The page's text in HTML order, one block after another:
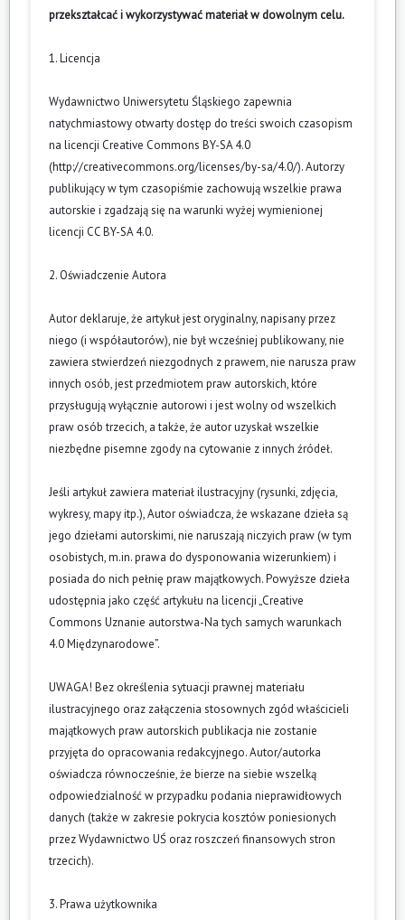
przekształcać i wykorzystywać materiał w dowolnym celu.
1. Licencja
Wydawnictwo Uniwersytetu Śląskiego zapewnia
natychmiastowy otwarty dostęp do treści swoich czasopism
na licencji Creative Commons BY-SA 4.0
(http://creativecommons.org/licenses/by-sa/4.0/). Autorzy
publikujący w tym czasopiśmie zachowują wszelkie prawa
autorskie i zgadzają się na warunki wyżej wymienionej
licencji CC BY-SA 4.0.
2. Oświadczenie Autora
Autor deklaruje, że artykuł jest oryginalny, napisany przez
niego (i współautorów), nie był wcześniej publikowany, nie
zawiera stwierdzeń niezgodnych z prawem, nie narusza praw
innych osób, jest przedmiotem praw autorskich, które
przysługują wyłącznie autorowi i jest wolny od wszelkich
praw osób trzecich, a także, że autor uzyskał wszelkie
niezbędne pisemne zgody na cytowanie z innych źródeł.
Jeśli artykuł zawiera materiał ilustracyjny (rysunki, zdjęcia,
wykresy, mapy itp.), Autor oświadcza, że wskazane dzieła są
jego dziełami autorskimi, nie naruszają niczyich praw (w tym
osobistych, m.in. prawa do dysponowania wizerunkiem) i
posiada do nich pełnię praw majątkowych. Powyższe dzieła
udostępnia jako część artykułu na licencji „Creative
Commons Uznanie autorstwa-Na tych samych warunkach
4.0 Międzynarodowe”.
UWAGA! Bez określenia sytuacji prawnej materiału
ilustracyjnego oraz załączenia stosownych zgód właścicieli
majątkowych praw autorskich publikacja nie zostanie
przyjęta do opracowania redakcyjnego. Autor/autorka
oświadcza równocześnie, że bierze na siebie wszelką
odpowiedzialność w przypadku podania nieprawidłowych
danych (także w zakresie pokrycia kosztów poniesionych
przez Wydawnictwo UŚ oraz roszczeń finansowych stron
trzecich).
3. Prawa użytkownika